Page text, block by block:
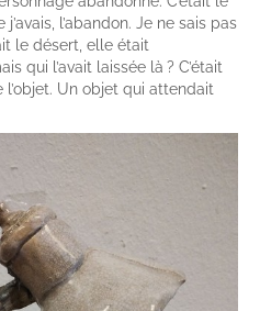
l’abandon. Je ne sais pas
le désert, elle était
qui l’avait laissée là ? C’était
l’objet. Un objet qui attendait